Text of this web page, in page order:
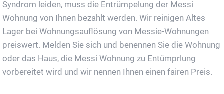
Syndrom leiden, muss die Entrümpelung der Messi
Wohnung von Ihnen bezahlt werden. Wir reinigen Altes
Lager bei Wohnungsauflösung von Messie-Wohnungen
preiswert. Melden Sie sich und benennen Sie die Wohnung
oder das Haus, die Messi Wohnung zu Entümprlung
vorbereitet wird und wir nennen Ihnen einen fairen Preis.